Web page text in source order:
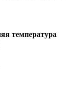
температура